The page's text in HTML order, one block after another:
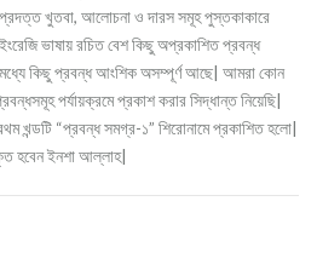
খুতবা, আলোচনা ও দারস সমূহ পুস্তকাকারে
ভাষায় রচিত বেশ কিছু অপ্রকাশিত প্রবন্ধ
কিছু প্রবন্ধ আংশিক অসম্পূর্ণ আছে| আমরা কোন
পর্যায়ক্রমে প্রকাশ করার সিদ্ধান্ত নিয়েছি|
খন্ডটি “প্রবন্ধ সমগ্র-১” শিরোনামে প্রকাশিত হলো|
হবেন ইনশা আল্লাহ|